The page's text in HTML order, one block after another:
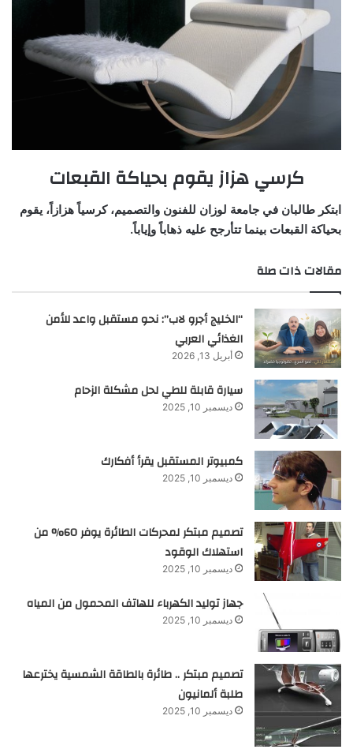
كرسي هزاز يقوم بحياكة القبعات
ابتكر طالبان في جامعة لوزان للفنون والتصميم، كرسياً هزازاً، يقوم
بحياكة القبعات بينما تتأرجح عليه ذهاباً وإياباً.
مقالات ذات صلة
“الخليج أجرو لاب”: نحو مستقبل واعد للأمن
الغذائي العربي
أبريل 13, 2026
سيارة قابلة للطي لحل مشكلة الزحام
ديسمبر 10, 2025
كمبيوتر المستقبل يقرأ أفكارك
ديسمبر 10, 2025
تصميم مبتكر لمحركات الطائرة يوفر 60% من
استهلاك الوقود
ديسمبر 10, 2025
جهاز توليد الكهرباء للهاتف المحمول من المياه
ديسمبر 10, 2025
تصميم مبتكر .. طائرة بالطاقة الشمسية يخترعها
طلبة ألمانيون
ديسمبر 10, 2025